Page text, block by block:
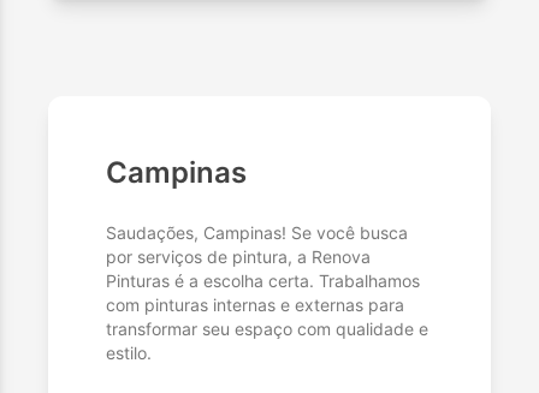
Campinas
Saudações, Campinas! Se você busca
por serviços de pintura, a Renova
Pinturas é a escolha certa. Trabalhamos
com pinturas internas e externas para
transformar seu espaço com qualidade e
estilo.